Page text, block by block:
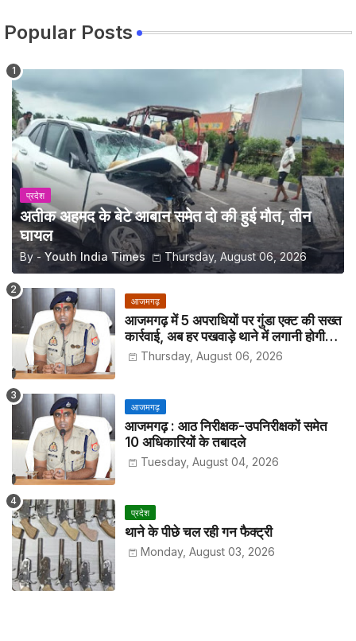
Popular Posts
प्रदेश
अतीक अहमद के बेटे आबान समेत दो की हुई मौत, तीन
घायल
By - Youth India Times Thursday, August 06, 2026
आजमगढ़
आजमगढ़ में 5 अपराधियों पर गुंडा एक्ट की सख्त
कार्रवाई, अब हर पखवाड़े थाने में लगानी होगी
हाजिरीThursday, August 06, 2026
आजमगढ़
आजमगढ़ : आठ निरीक्षक-उपनिरीक्षकों समेत
10 अधिकारियों के तबादले
Tuesday, August 04, 2026
प्रदेश
थाने के पीछे चल रही गन फैक्ट्री
Monday, August 03, 2026